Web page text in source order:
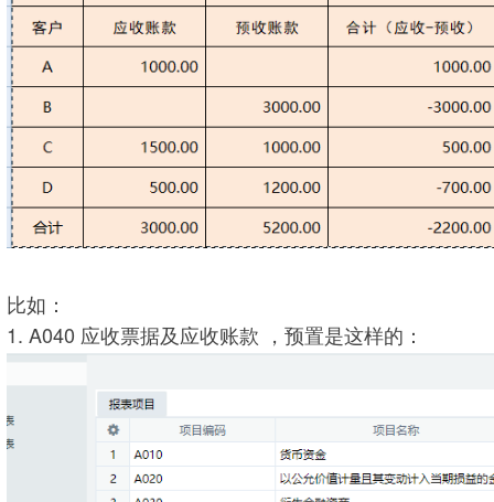
比如：
1. A040 应收票据及应收账款 ，预置是这样的：